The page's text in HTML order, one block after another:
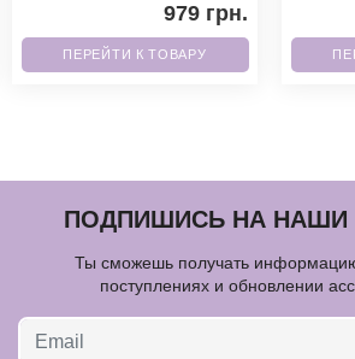
979 грн.
ПЕРЕЙТИ К ТОВАРУ
ПОДПИШИСЬ НА НАШИ
Ты сможешь получать
поступлениях и обновлении